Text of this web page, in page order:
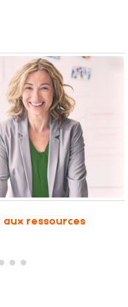
ressources
de recherche,